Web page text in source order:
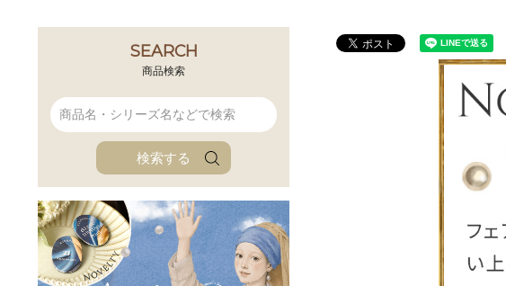
シーナリーオブザコメット
ブルーアート
アーキライン
ローダ
ラフヴィンテージ
ハレノヒプロジェクト
アートから探す
For ladies
SEARCH
商品検索
検索する